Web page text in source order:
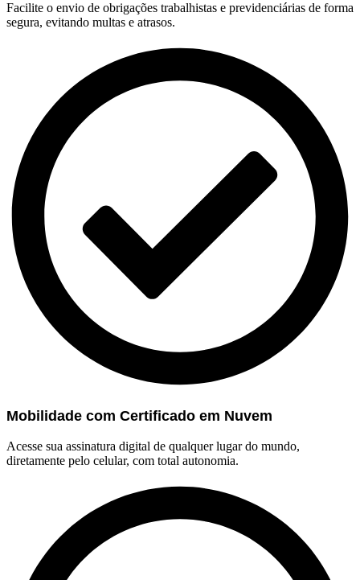
Facilite o envio de obrigações trabalhistas e previdenciárias de forma
segura, evitando multas e atrasos.
Mobilidade com Certificado em Nuvem
Acesse sua assinatura digital de qualquer lugar do mundo,
diretamente pelo celular, com total autonomia.